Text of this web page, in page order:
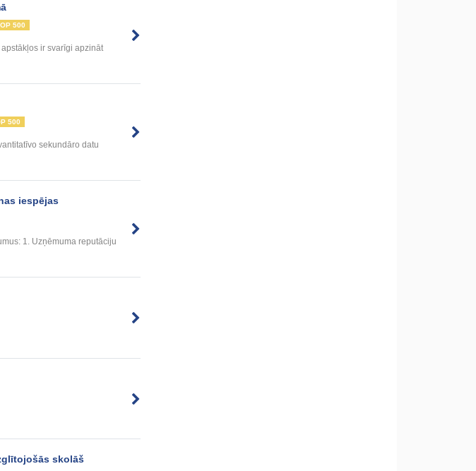
500
ir svarīgi apzināt
500
sekundāro datu
iespējas
1. Uzņēmuma reputāciju
skolāš